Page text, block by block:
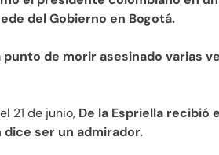
del Gobierno en Bogotá.
punto de morir asesinado varias
21 de junio, De la Espriella recibió
ser un admirador.